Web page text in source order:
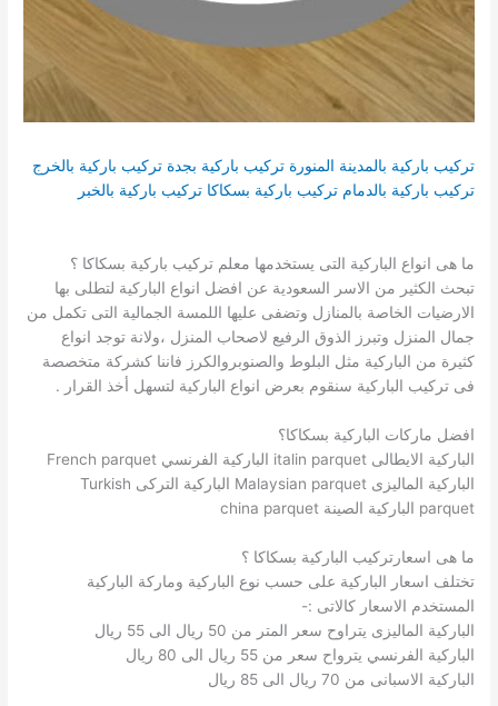
تركيب باركية بالمدينة المنورة تركيب باركية بجدة تركيب باركية بالخرج
تركيب باركية بالدمام تركيب باركية بسكاكا تركيب باركية بالخبر
ما هى انواع الباركية التى يستخدمها معلم تركيب باركية بسكاكا ؟
تبحث الكثير من الاسر السعودية عن افضل انواع الباركية لتطلى بها
الارضيات الخاصة بالمنازل وتضفى عليها اللمسة الجمالية التى تكمل من
جمال المنزل وتبرز الذوق الرفيع لاصحاب المنزل ،ولانة توجد انواع
كثيرة من الباركية مثل البلوط والصنوبروالكرز فاننا كشركة متخصصة
فى تركيب الباركية سنقوم بعرض انواع الباركية لتسهل أخذ القرار .
افضل ماركات الباركية بسكاكا؟
الباركية الايطالى italin parquet الباركية الفرنسي French parquet
الباركية الماليزى Malaysian parquet الباركية التركى Turkish
parquet الباركية الصينة china parquet
ما هى اسعارتركيب الباركية بسكاكا ؟
تختلف اسعار الباركية على حسب نوع الباركية وماركة الباركية
المستخدم الاسعار كالاتى :-
الباركية الماليزى يتراوح سعر المتر من 50 ريال الى 55 ريال
الباركية الفرنسي يترواح سعر من 55 ريال الى 80 ريال
الباركية الاسبانى من 70 ريال الى 85 ريال